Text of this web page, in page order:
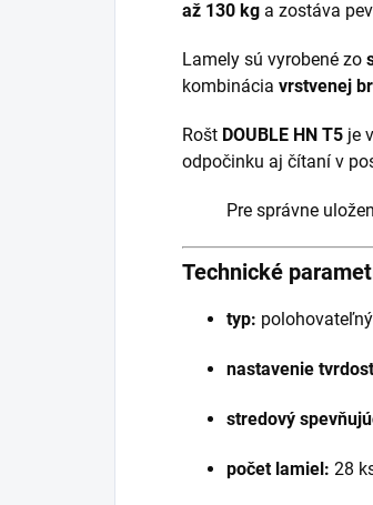
až 130 kg a zostáva
Lamely sú vyrobené zo
kombinácia vrstvenej
Rošt DOUBLE HN T5 je
odpočinku aj čítaní v
Pre správne
Technické
typ:
nastavenie
stredový
počet lamiel: 28